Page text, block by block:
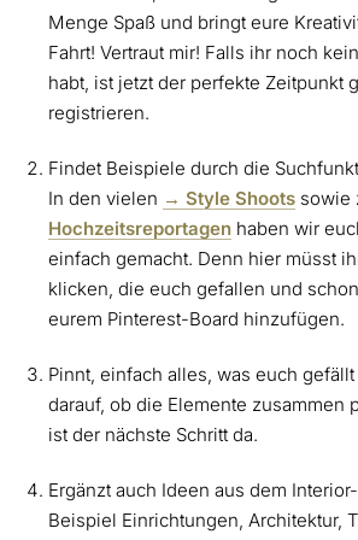
Menge Spaß und bringt eure
Fahrt! Vertraut mir! Falls ihr noch
habt, ist jetzt der perfekte Zeitpunkt
registrieren.
Findet Beispiele durch die
In den vielen → Style Shoots sowie
Hochzeitsreportagen haben wir
einfach gemacht. Denn hier müsst
klicken, die euch gefallen und
eurem Pinterest-Board hinzufügen.
Pinnt, einfach alles, was euch
darauf, ob die Elemente zusammen
ist der nächste Schritt da.
Ergänzt auch Ideen aus dem
Beispiel Einrichtungen, Architektur,